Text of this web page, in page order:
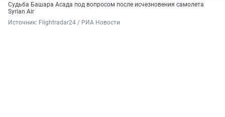
Судьба Башара Асада под вопросом после исчезновения самолета
Syrian Air
Источник: Flightradar24 / РИА Новости